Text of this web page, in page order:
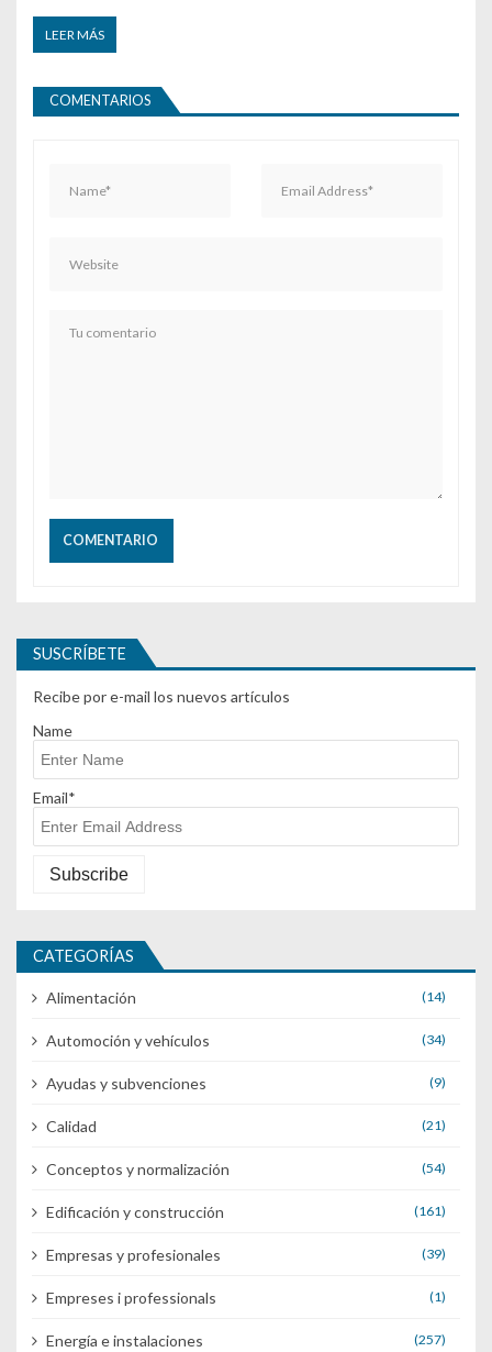
LEER MÁS
COMENTARIOS
SUSCRÍBETE
Recibe por e-mail los nuevos artículos
Name
Email*
CATEGORÍAS
Alimentación (14)
Automoción y vehículos (34)
Ayudas y subvenciones (9)
Calidad (21)
Conceptos y normalización (54)
Edificación y construcción (161)
Empresas y profesionales (39)
Empreses i professionals (1)
Energía e instalaciones (257)